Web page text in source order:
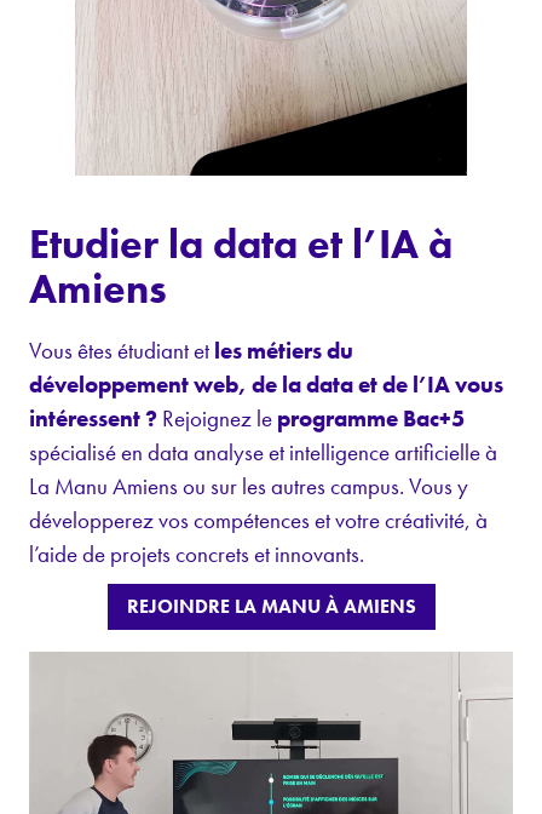
Etudier la data et l’IA à
Amiens
Vous êtes étudiant et les métiers du
développement web, de la data et de l’IA vous
intéressent ? Rejoignez le programme Bac+5
spécialisé en data analyse et intelligence artificielle à
La Manu Amiens ou sur les autres campus. Vous y
développerez vos compétences et votre créativité, à
l’aide de projets concrets et innovants.
REJOINDRE LA MANU À AMIENS